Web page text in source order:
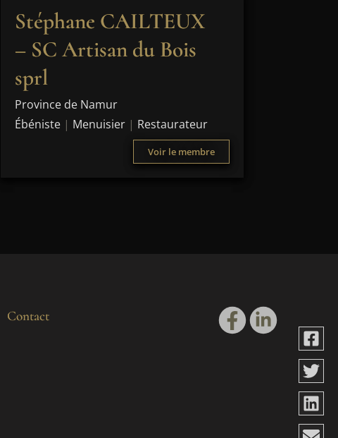
Stéphane CAILTEUX
– SC Artisan du Bois
sprl
Province de Namur
Ébéniste | Menuisier | Restaurateur
Voir le membre
Contact